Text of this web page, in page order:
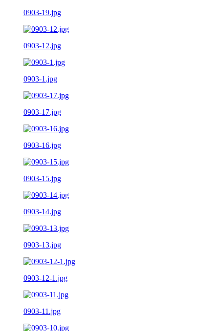
0903-19.jpg
0903-12.jpg
0903-1.jpg
0903-17.jpg
0903-16.jpg
0903-15.jpg
0903-14.jpg
0903-13.jpg
0903-12-1.jpg
0903-11.jpg